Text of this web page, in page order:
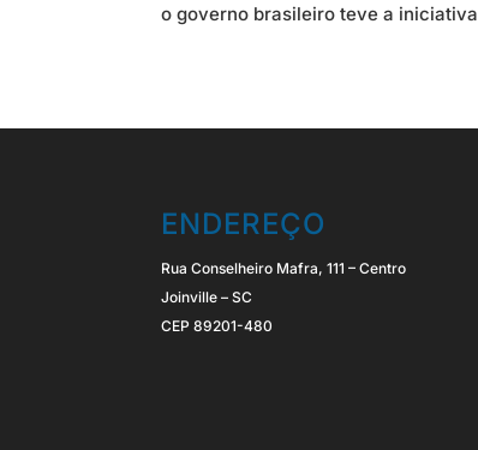
o governo brasileiro teve a
ENDEREÇO
Rua Conselheiro Mafra, 111 – Centro
Joinville – SC
CEP 89201-480